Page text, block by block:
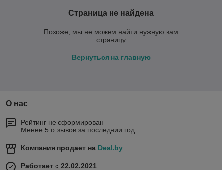
Страница не найдена
Похоже, мы не можем найти нужную вам
страницу
Вернуться на главную
О нас
Рейтинг не сформирован
Менее 5 отзывов за последний год
Компания продает на Deal.by
Работает с 22.02.2021